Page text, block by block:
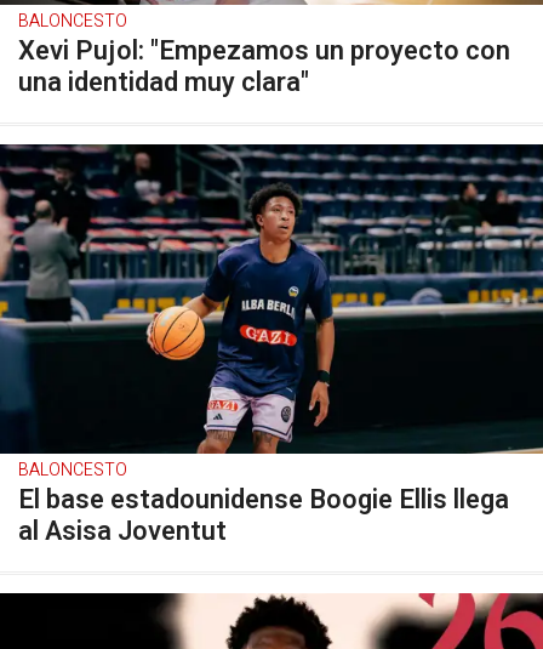
BALONCESTO
Xevi Pujol: "Empezamos un proyecto con
una identidad muy clara"
BALONCESTO
El base estadounidense Boogie Ellis llega
al Asisa Joventut